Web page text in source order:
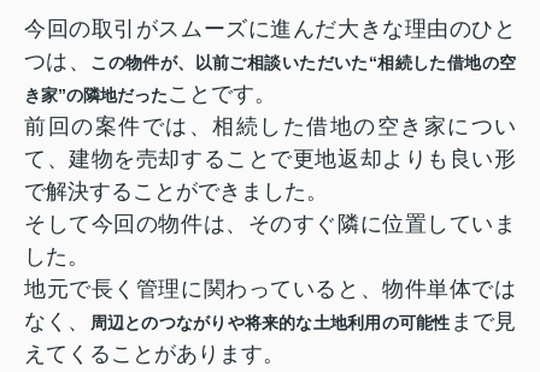
今回の取引がスムーズに進んだ大きな理由のひと
つは、
この物件が、以前ご相談いただいた“相続した借地の空
き家”の隣地だったことです。
前回の案件では、相続した借地の空き家につい
て、建物を売却することで更地返却よりも良い形
で解決することができました。
そして今回の物件は、そのすぐ隣に位置していま
した。
地元で長く管理に関わっていると、物件単体では
なく、
周辺とのつながりや将来的な土地利用の可能性 まで見
えてくることがあります。